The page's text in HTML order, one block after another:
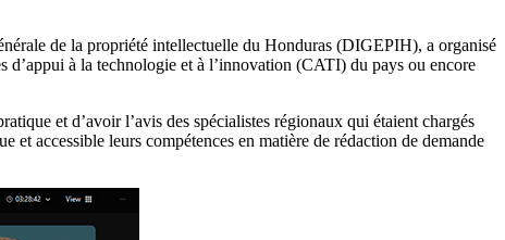
de la propriété intellectuelle du Honduras (DIGEPIH), a organisé
d’appui à la technologie et à l’innovation (CATI) du pays ou encore
et d’avoir l’avis des spécialistes régionaux qui étaient chargés
accessible leurs compétences en matière de rédaction de demande